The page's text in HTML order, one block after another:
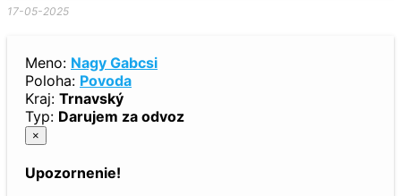
17-05-2025
Meno: Nagy Gabcsi
Poloha: Povoda
Kraj: Trnavský
Typ: Darujem za odvoz
×
Upozornenie!